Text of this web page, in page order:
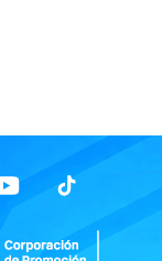
Youtube